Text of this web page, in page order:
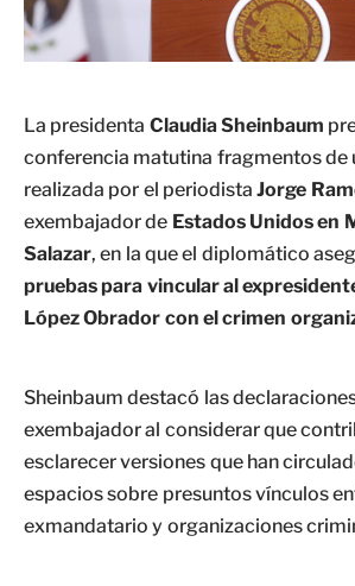
La presidenta Claudia Sheinbaum
conferencia matutina fragmentos de
realizada por el periodistaJorge
exembajador de Estados Unidos en
Salazar, en la que el diplomático
pruebas para vincular al
López Obrador con el crimen
Sheinbaum destacó las
exembajador al considerar que
esclarecer versiones que han
espacios sobre presuntos vínculos
exmandatario y organizaciones